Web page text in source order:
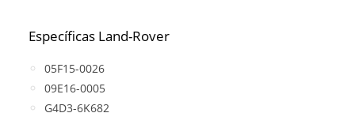
Específicas Land-Rover
05F15-0026
09E16-0005
G4D3-6K682